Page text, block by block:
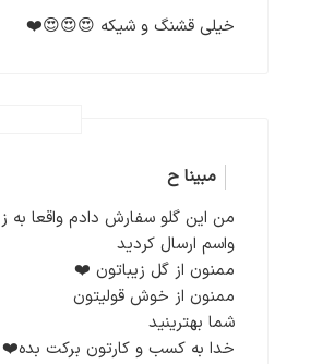
خیلی قشنگ و شیکه 😍😍😍❤️
مبینا ح
من این‌ گلو سفارش دادم واقعا
واسم ارسال کردید
ممنون از گل زیباتون ❤️
ممنون از خوش قولیتون
شما بهترینید
خدا به کسب و کارتون برکت بده❤️